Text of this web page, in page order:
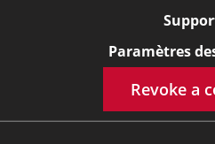
Paramètres
Revoke a